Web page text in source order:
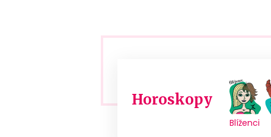
Horoskopy
Blíženci